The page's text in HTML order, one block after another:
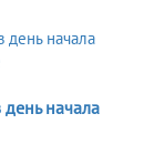
день начала